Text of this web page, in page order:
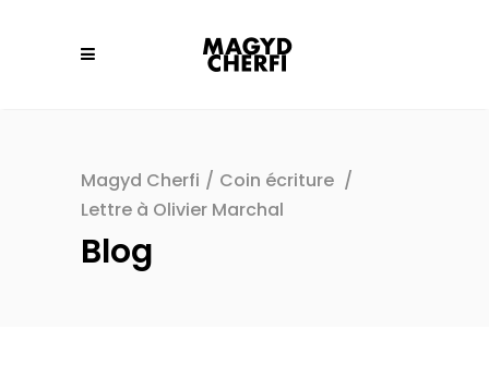
Magyd Cherfi / Coin écriture /
Lettre à Olivier Marchal
Blog